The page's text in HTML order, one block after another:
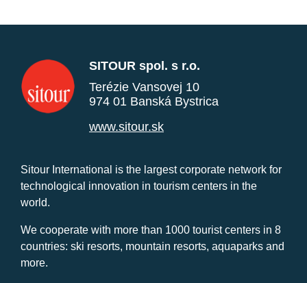
SITOUR spol. s r.o.
Terézie Vansovej 10
974 01 Banská Bystrica
www.sitour.sk
Sitour International is the largest corporate network for
technological innovation in tourism centers in the
world.
We cooperate with more than 1000 tourist centers in 8
countries: ski resorts, mountain resorts, aquaparks and
more.